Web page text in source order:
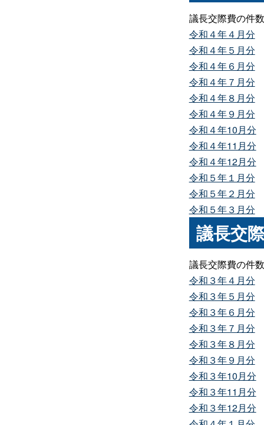
議長交際費の件
令和４年４月分
令和４年５月分
令和４年６月分
令和４年７月分
令和４年８月分
令和４年９月分
令和４年10月分
令和４年11月分
令和４年12月分
令和５年１月分
令和５年２月分
令和５年３月分
議長交
議長交際費の件
令和３年４月分
令和３年５月分
令和３年６月分
令和３年７月分
令和３年８月分
令和３年９月分
令和３年10月分
令和３年11月分
令和３年12月分